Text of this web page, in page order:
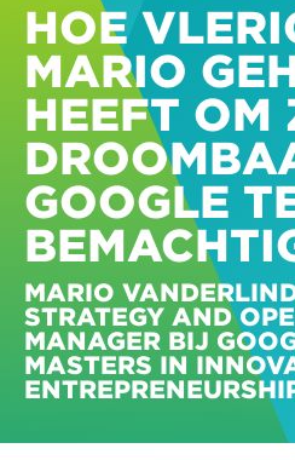
HOE
MARIO
HEEFT OM
GOOGLE
MARIO
STRATEGY AND
MANAGER BIJ
MASTERS IN